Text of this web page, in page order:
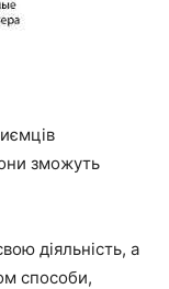
зможуть
діяльність, а
способи,